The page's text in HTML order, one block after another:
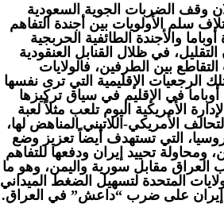
وقف الضربات الجوية السعودية
سلم الأولويات بين أجندة التفاهم
والأجندة الطائفية الحربجية
في ظلال القنابل العنقودية
بين الطرفين، فالولايات
الرجعيات الإقليمية التي ترى نفسها
في الإقليم في سياق تركيزها
الأمريكية اليوم تلعب مثلاً لعبة
الأمريكي-اللاتيني المناهض لها،
التي تستهدف أيضاً تعزيز وضع
ومحاولة تحييد إيران ودفعها للتفاهم
العراق مقابل سورية واليمن، وهو ما
المتحدة لتسهيل الضغط الميداني
إيران على ضرب “داعش” في العراق.